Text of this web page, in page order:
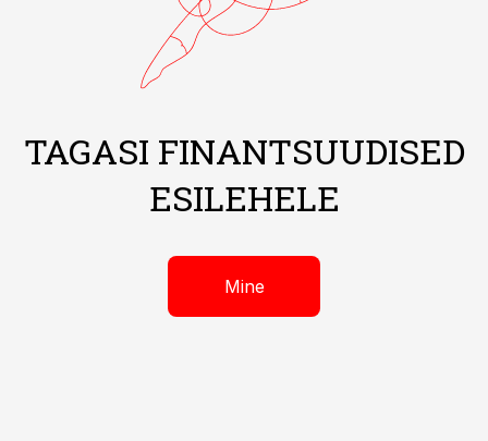
TAGASI FINANTSUUDISED
ESILEHELE
Mine